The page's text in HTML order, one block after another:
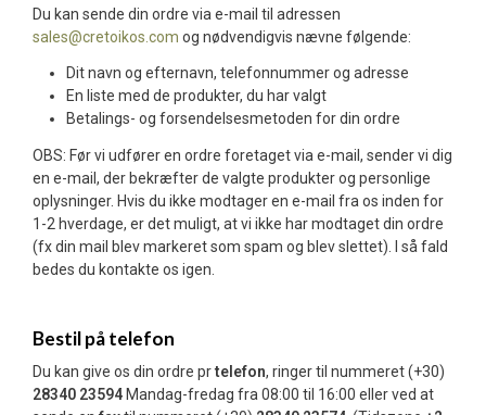
Du kan sende din ordre via e-mail til adressen
sales@cretoikos.com og nødvendigvis nævne følgende:
Dit navn og efternavn, telefonnummer og adresse
En liste med de produkter, du har valgt
Betalings- og forsendelsesmetoden for din ordre
OBS: Før vi udfører en ordre foretaget via e-mail, sender vi dig
en e-mail, der bekræfter de valgte produkter og personlige
oplysninger. Hvis du ikke modtager en e-mail fra os inden for
1-2 hverdage, er det muligt, at vi ikke har modtaget din ordre
(fx din mail blev markeret som spam og blev slettet). I så fald
bedes du kontakte os igen.
Bestil på telefon
Du kan give os din ordre prtelefon, ringer til nummeret (+30)
28340 23594Mandag-fredag fra 08:00 til 16:00 eller ved at